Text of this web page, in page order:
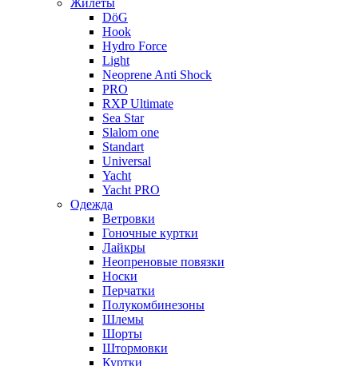
Жилеты
DöG
Hook
Hydro Force
Light
Neoprene Anti Shock
PRO
RXP Ultimate
Sea Star
Slalom one
Standart
Universal
Yacht
Yacht PRO
Одежда
Ветровки
Гоночные куртки
Лайкры
Неопреновые повязки
Носки
Перчатки
Полукомбинезоны
Шлемы
Шорты
Штормовки
Куртки